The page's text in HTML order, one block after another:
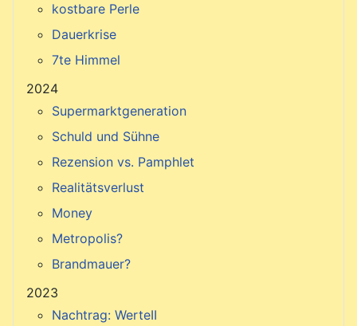
kostbare Perle
Dauerkrise
7te Himmel
2024
Supermarktgeneration
Schuld und Sühne
Rezension vs. Pamphlet
Realitätsverlust
Money
Metropolis?
Brandmauer?
2023
Nachtrag: WerteII